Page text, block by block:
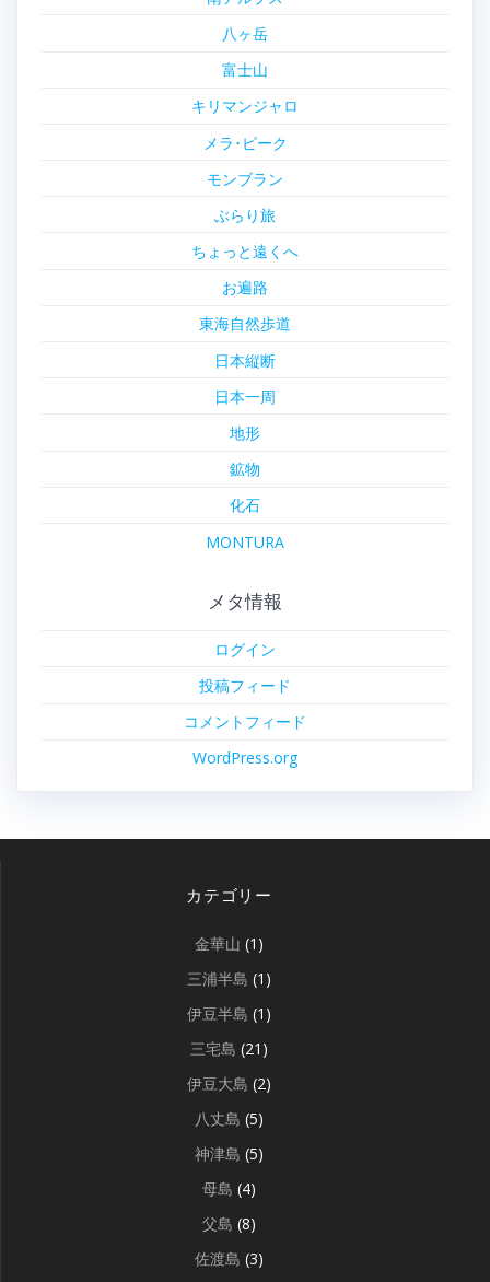
八ヶ岳
富士山
キリマンジャロ
メラ･ピーク
モンブラン
ぶらり旅
ちょっと遠くへ
お遍路
東海自然歩道
日本縦断
日本一周
地形
鉱物
化石
MONTURA
メタ情報
ログイン
投稿フィード
コメントフィード
WordPress.org
カテゴリー
金華山 (1)
三浦半島 (1)
伊豆半島 (1)
三宅島 (21)
伊豆大島 (2)
八丈島 (5)
神津島 (5)
母島 (4)
父島 (8)
佐渡島 (3)